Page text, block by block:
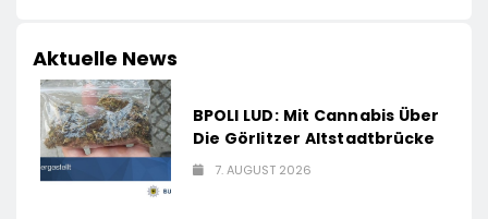
Aktuelle News
BPOLI LUD: Mit Cannabis Über
Die Görlitzer Altstadtbrücke
7. AUGUST 2026